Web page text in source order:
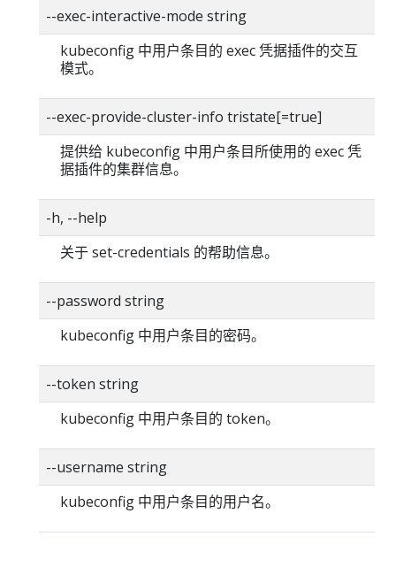
--exec-interactive-mode string
kubeconfig 中用户条目的 exec 凭据插件的交互
模式。
--exec-provide-cluster-info tristate[=true]
提供给 kubeconfig 中用户条目所使用的 exec 凭
据插件的集群信息。
-h, --help
关于 set-credentials 的帮助信息。
--password string
kubeconfig 中用户条目的密码。
--token string
kubeconfig 中用户条目的 token。
--username string
kubeconfig 中用户条目的用户名。